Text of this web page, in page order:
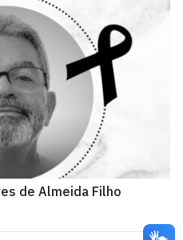
de Almeida Filho